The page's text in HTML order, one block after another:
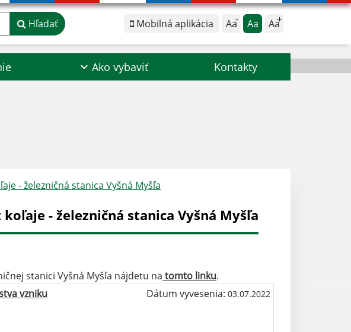
Mobilná aplikácia Aa Aa Aa
Hľadať
Ako vybaviť Kontakty
- železničná stanica Vyšná Myšľa
- železničná stanica Vyšná Myšľa
stanici Vyšná Myšľa nájdetu na tomto linku.
vzniku
Dátum vyvesenia: 03.07.2022